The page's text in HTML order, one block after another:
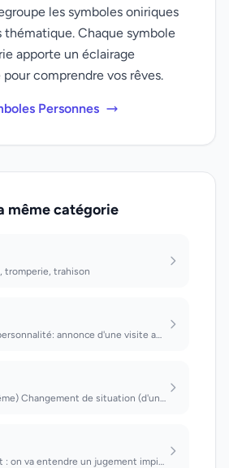
les symboles oniriques
thématique. Chaque symbole
apporte un éclairage
comprendre vos rêves.
Personnes
même catégorie
tromperie, trahison
Une haute personnalité: annonce d'une visite agréable. Une personne que l'on n'a...
(de vous même) Changement de situation (d'un ami) Heureuse nouvelle (d'un parent...
Que l'on voit : on va entendre un jugement impitoyable, mais tout finira par s'a...